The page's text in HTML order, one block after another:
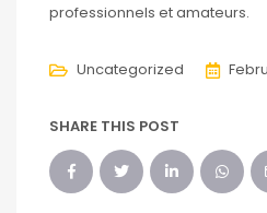
professionnels et amateurs.
Uncategorized
SHARE THIS POST